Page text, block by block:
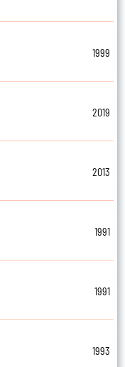
1999
2019
2013
1991
1991
1993